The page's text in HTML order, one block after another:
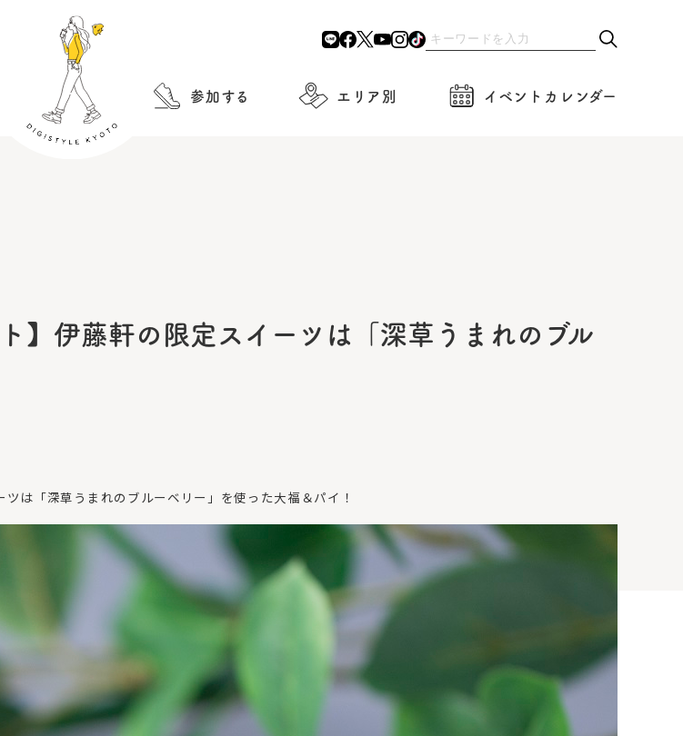
参加する エリア別 イベントカレンダー
】伊藤軒の限定スイーツは「深草うまれのブル
は「深草うまれのブルーベリー」を使った大福＆パイ！